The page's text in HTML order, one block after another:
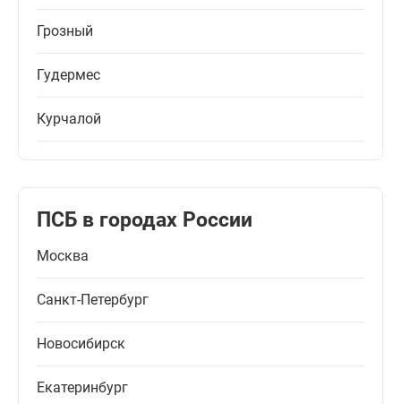
Грозный
Гудермес
Курчалой
ПСБ в городах России
Москва
Санкт-Петербург
Новосибирск
Екатеринбург